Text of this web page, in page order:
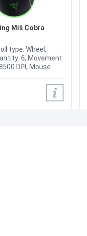
Miš Cobra
type: Wheel,
6, Movement
DPI, Mouse
1, Acceleration
58g